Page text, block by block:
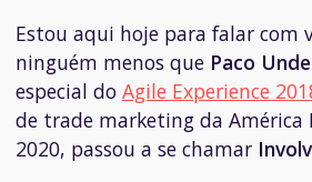
Estou aqui hoje para falar com
ninguém menos que Paco
especial do Agile Experience
de trade marketing da América
2020, passou a se chamar